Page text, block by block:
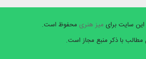
سایت برای میز هنری محفوظ است.
مطالب با ذکر منبع مجاز است.